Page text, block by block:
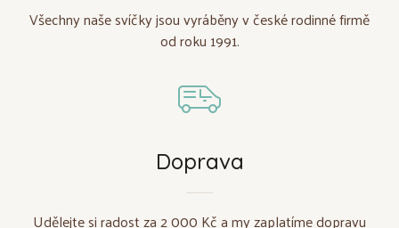
Všechny naše svíčky jsou vyráběny v české rodinné firmě
od roku 1991.
Doprava
Udělejte si radost za 2 000 Kč a my zaplatíme dopravu